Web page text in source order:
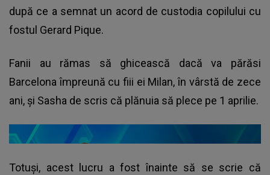
după ce a semnat un acord de custodia copilului cu
fostul Gerard Pique.
Fanii au rămas să ghicească dacă va părăsi
Barcelona împreună cu fiii ei Milan, în vârstă de zece
ani, și Sasha de scris că plănuia să plece pe 1 aprilie.
Totuși, acest lucru a fost înainte să se scrie că